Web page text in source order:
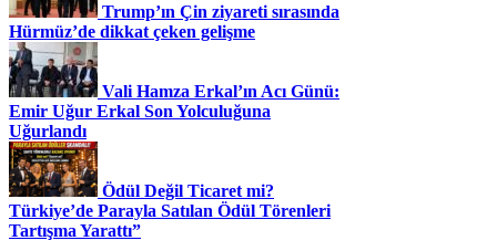
Trump’ın Çin ziyareti sırasında
Hürmüz’de dikkat çeken gelişme
Vali Hamza Erkal’ın Acı Günü:
Emir Uğur Erkal Son Yolculuğuna
Uğurlandı
Ödül Değil Ticaret mi?
Türkiye’de Parayla Satılan Ödül Törenleri
Tartışma Yarattı”